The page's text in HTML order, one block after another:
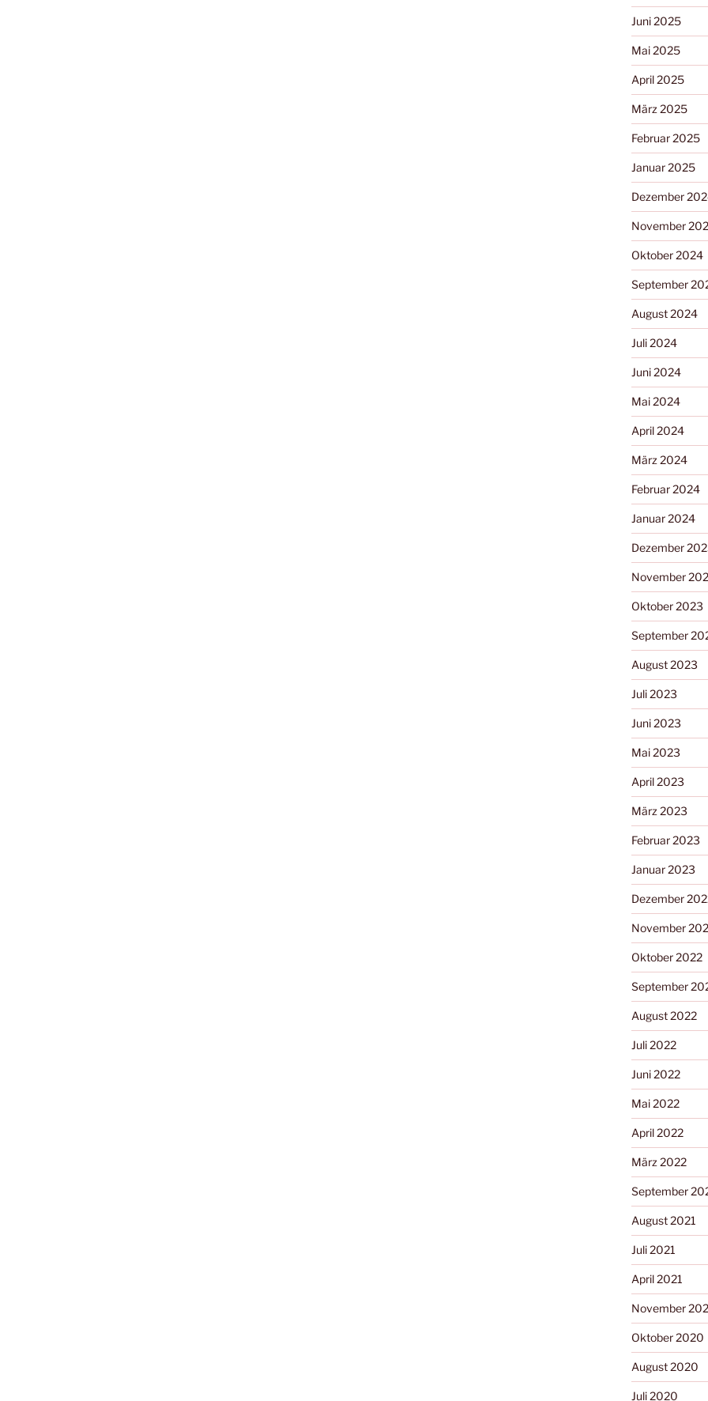
Juni 2025
Mai 2025
April 2025
März 2025
Februar 2025
Januar 2025
Dezember
November
Oktober 2024
September
August 2024
Juli 2024
Juni 2024
Mai 2024
April 2024
März 2024
Februar 2024
Januar 2024
Dezember
November
Oktober 2023
September
August 2023
Juli 2023
Juni 2023
Mai 2023
April 2023
März 2023
Februar 2023
Januar 2023
Dezember
November
Oktober 2022
September
August 2022
Juli 2022
Juni 2022
Mai 2022
April 2022
März 2022
September
August 2021
Juli 2021
April 2021
November
Oktober 2020
August 2020
Juli 2020